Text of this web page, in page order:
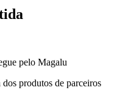
pelo Magalu
produtos de parceiros